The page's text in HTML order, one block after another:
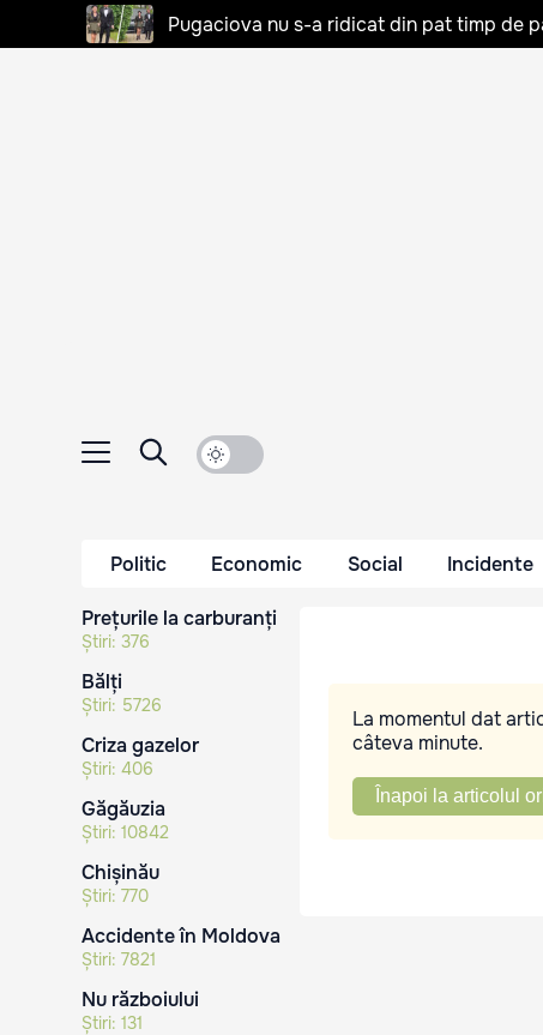
Pugaciova nu s-a ridicat din pat timp de
Politic Economic Social Incidente
Prețurile la carburanți
Știri: 376
Bălți
Știri: 5726
Criza gazelor
Știri: 406
Găgăuzia
Știri: 10842
Chișinău
Știri: 770
Accidente în Moldova
Știri: 7821
Nu războiului
Știri: 131
La momentul dat
câteva minute.
Înapoi la articolul